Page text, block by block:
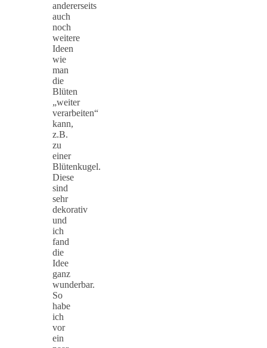
andererseits
auch
noch
weitere
Ideen
wie
man
die
Blüten
„weiter
verarbeiten“
kann,
z.B.
zu
einer
Blütenkugel.
Diese
sind
sehr
dekorativ
und
ich
fand
die
Idee
ganz
wunderbar.
So
habe
ich
vor
ein